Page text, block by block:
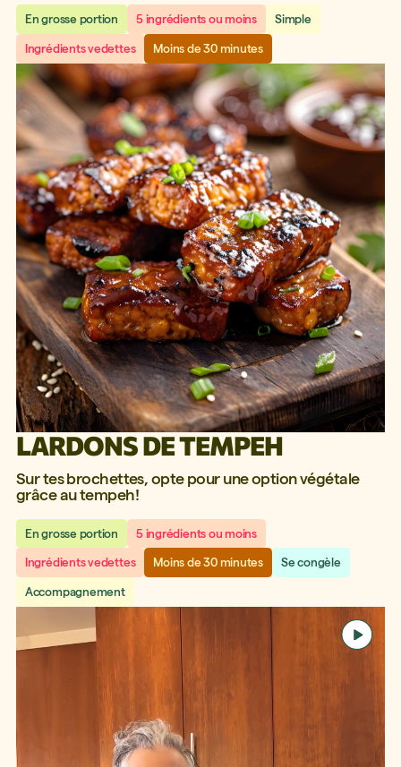
En grosse portion 5 ingrédients ou moins Simple
Ingrédients vedettes Moins de 30 minutes
LARDONS DE TEMPEH
Sur tes brochettes, opte pour une option végétale
grâce au tempeh!
En grosse portion 5 ingrédients ou moins
Ingrédients vedettes Moins de 30 minutes Se congèle
Accompagnement